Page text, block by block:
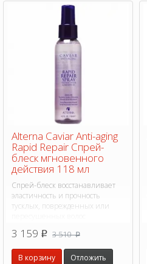
Alterna Caviar Anti-aging
Rapid Repair Спрей-
блеск мгновенного
действия 118 мл
Спрей-блеск восстанавливает
эластичность и прочность
тусклых, поврежденных или
3 159 p 3 510 p
В корзину Отложить